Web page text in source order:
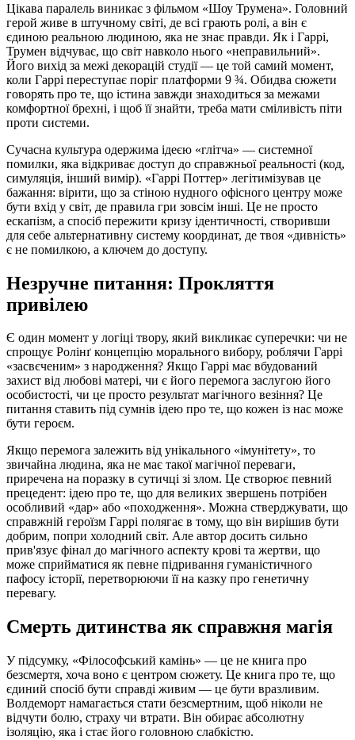
Цікава паралель виникає з фільмом «Шоу Трумена». Головний
герой живе в штучному світі, де всі грають ролі, а він є
єдиною реальною людиною, яка не знає правди. Як і Гаррі,
Трумен відчуває, що світ навколо нього «неправильний».
Його вихід за межі декорацій студії — це той самий момент,
коли Гаррі переступає поріг платформи 9 ¾. Обидва сюжети
говорять про те, що істина завжди знаходиться за межами
комфортної брехні, і щоб її знайти, треба мати сміливість піти
проти системи.
Сучасна культура одержима ідеєю «глітча» — системної
помилки, яка відкриває доступ до справжньої реальності (код,
симуляція, інший вимір). «Гаррі Поттер» легітимізував це
бажання: вірити, що за стіною нудного офісного центру може
бути вхід у світ, де правила гри зовсім інші. Це не просто
ескапізм, а спосіб пережити кризу ідентичності, створивши
для себе альтернативну систему координат, де твоя «дивність»
є не помилкою, а ключем до доступу.
Незручне питання: Прокляття
привілею
Є один момент у логіці твору, який викликає суперечки: чи не
спрощує Ролінґ концепцію морального вибору, роблячи Гаррі
«засвєченим» з народження? Якщо Гаррі має вбудований
захист від любові матері, чи є його перемога заслугою його
особистості, чи це просто результат магічного везіння? Це
питання ставить під сумнів ідею про те, що кожен із нас може
бути героєм.
Якщо перемога залежить від унікального «імунітету», то
звичайна людина, яка не має такої магічної переваги,
приречена на поразку в сутичці зі злом. Це створює певний
прецедент: ідею про те, що для великих звершень потрібен
особливий «дар» або «походження». Можна стверджувати, що
справжній героїзм Гаррі полягає в тому, що він вирішив бути
добрим, попри холодний світ. Але автор досить сильно
прив'язує фінал до магічного аспекту крові та жертви, що
може сприйматися як певне підривання гуманістичного
пафосу історії, перетворюючи її на казку про генетичну
перевагу.
Смерть дитинства як справжня магія
У підсумку, «Філософський камінь» — це не книга про
безсмертя, хоча воно є центром сюжету. Це книга про те, що
єдиний спосіб бути справді живим — це бути вразливим.
Волдеморт намагається стати безсмертним, щоб ніколи не
відчути болю, страху чи втрати. Він обирає абсолютну
ізоляцію, яка і стає його головною слабкістю.